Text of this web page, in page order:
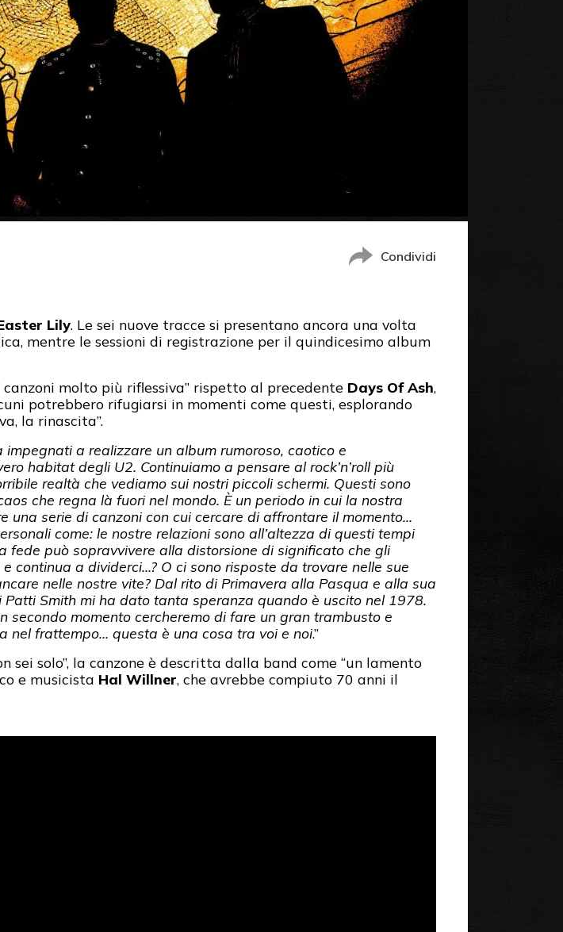
Condividi
Lily. Le sei nuove tracce si presentano ancora una volta
mentre le sessioni di registrazione per il quindicesimo album
molto più riflessiva” rispetto al precedente Days Of Ash,
potrebbero rifugiarsi in momenti come questi, esplorando
la rinascita”.
impegnati a realizzare un album rumoroso, caotico e
habitat degli U2. Continuiamo a pensare al rock’n’roll più
realtà che vediamo sui nostri piccoli schermi. Questi sono
che regna là fuori nel mondo. È un periodo in cui la nostra
serie di canzoni con cui cercare di affrontare il momento…
come: le nostre relazioni sono all’altezza di questi tempi
fede può sopravvivere alla distorsione di significato che gli
continua a dividerci…? O ci sono risposte da trovare nelle sue
nelle nostre vite? Dal rito di Primavera alla Pasqua e alla sua
Patti Smith mi ha dato tanta speranza quando è uscito nel 1978.
secondo momento cercheremo di fare un gran trambusto e
nel frattempo… questa è una cosa tra voi e noi.”
sei solo”, la canzone è descritta dalla band come “un lamento
e musicista Hal Willner, che avrebbe compiuto 70 anni il